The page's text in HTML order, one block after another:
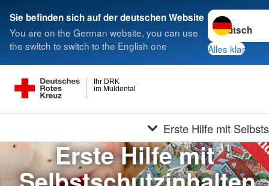
Sie befinden sich auf der deutschen Website
You are on the German website, you can use
the switch to switch to the English one
Sprache
Alles klar
im Muldental
Ihr DRK
Erste Hilfe mit
Erste Hilfe mit